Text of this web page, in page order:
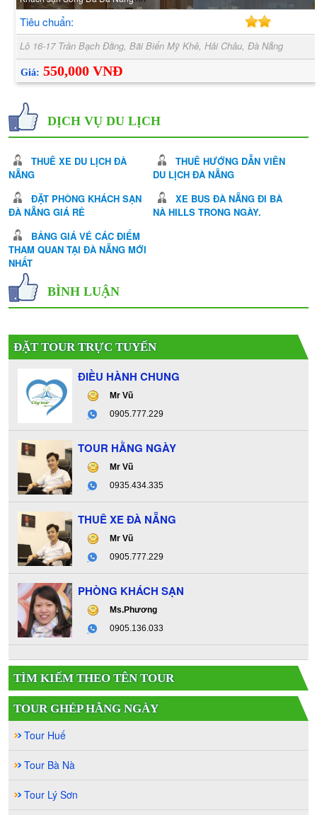
Tiêu chuẩn:
Lô 16-17 Trần Bạch Đằng, Bãi Biển Mỹ Khê, Hải Châu, Đà Nẵng
Giá: 550,000 VNĐ
DỊCH VỤ DU LỊCH
THUÊ XE DU LỊCH ĐÀ
NẴNG
THUÊ HƯỚNG DẪN VIÊN
DU LỊCH ĐÀ NẴNG
ĐẶT PHÒNG KHÁCH SẠN
ĐÀ NẴNG GIÁ RẺ
XE BUS ĐÀ NẴNG ĐI BÀ
NÀ HILLS TRONG NGÀY.
BẢNG GIÁ VÉ CÁC ĐIỂM
THAM QUAN TẠI ĐÀ NẴNG MỚI
NHẤT
BÌNH LUẬN
ĐẶT TOUR TRỰC TUYẾN
ĐIỀU HÀNH CHUNG
Mr Vũ
0905.777.229
TOUR HẰNG NGÀY
Mr Vũ
0935.434.335
THUÊ XE ĐÀ NẴNG
Mr Vũ
0905.777.229
PHÒNG KHÁCH SẠN
Ms.Phương
0905.136.033
TÌM KIẾM THEO TÊN TOUR
TOUR GHÉP HẰNG NGÀY
Tour Huế
Tour Bà Nà
Tour Lý Sơn